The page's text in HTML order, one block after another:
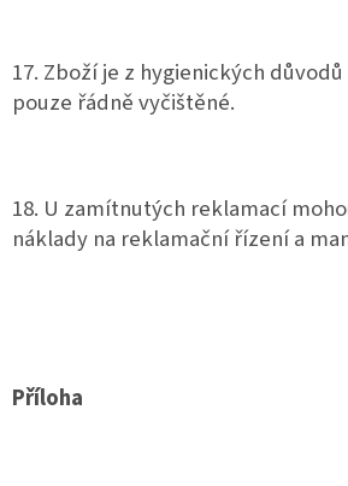
17. Zboží je z hygienických
pouze řádně vyčištěné.
18. U zamítnutých reklamací
náklady na reklamační řízení a
Příloha